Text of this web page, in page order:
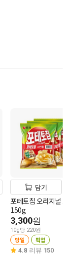
담기
포테토칩 오리지널 3번들
150g
3,300원
10g당 220원
당일 픽업
4.8 리뷰 150